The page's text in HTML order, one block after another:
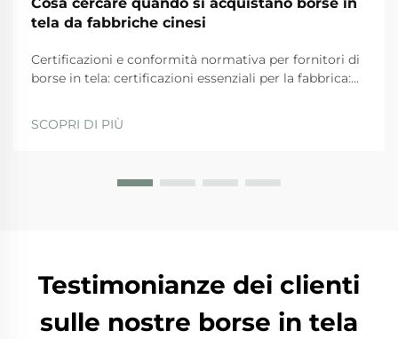
Cosa cercare quando si acquistano borse in
tela da fabbriche cinesi
Certificazioni e conformità normativa per fornitori di
borse in tela: certificazioni essenziali per la fabbrica:
effettivamente garantiscono. Quando si valutano i
SCOPRI DI PIÙ
Testimonianze dei clienti
sulle nostre borse in tela